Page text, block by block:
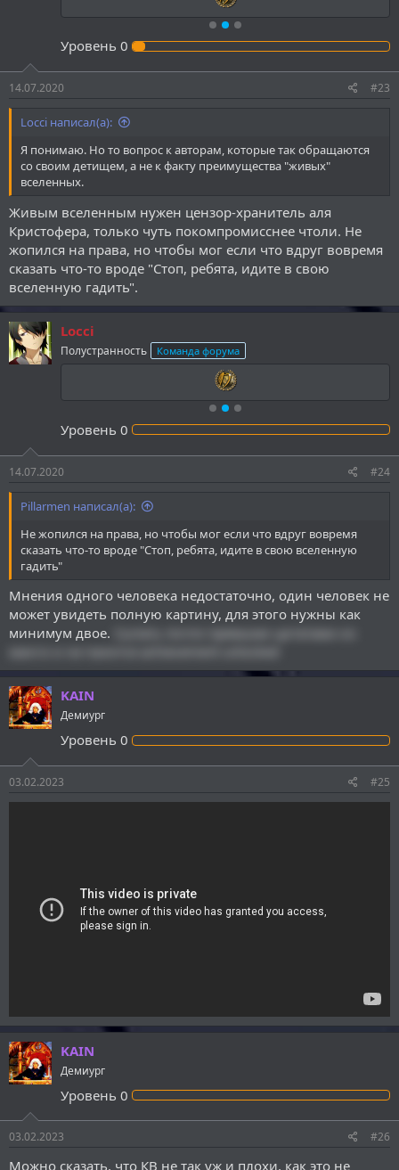
Уровень 0
14.07.2020 #23
Locci написал(а):
Я понимаю. Но то вопрос к авторам, которые так обращаются
со своим детищем, а не к факту преимущества "живых"
вселенных.
Живым вселенным нужен цензор-хранитель аля
Кристофера, только чуть покомпромисснее чтоли. Не
жопился на права, но чтобы мог если что вдруг вовремя
сказать что-то вроде "Стоп, ребята, идите в свою
вселенную гадить".
Locci
Полустранность Команда форума
Уровень 0
14.07.2020 #24
Pillarmen написал(а):
Не жопился на права, но чтобы мог если что вдруг вовремя
сказать что-то вроде "Стоп, ребята, идите в свою вселенную
гадить"
Мнения одного человека недостаточно, один человек не
может увидеть полную картину, для этого нужны как
минимум двое.
KAIN
Демиург
Уровень 0
03.02.2023 #25
KAIN
Демиург
Уровень 0
03.02.2023 #26
Можно сказать, что КВ не так уж и плохи, как это не